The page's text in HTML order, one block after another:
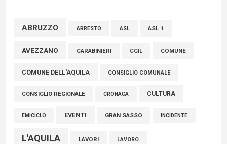
della Lega Abruzzo
05 Agosto 2026
ABRUZZO ARRESTO ASL ASL 1
AVEZZANO CARABINIERI CGIL COMUNE
COMUNE DELL'AQUILA CONSIGLIO COMUNALE
CONSIGLIO REGIONALE CRONACA CULTURA
EMICICLO EVENTI GRAN SASSO INCIDENTE
L'AQUILA LAVORI LAVORO